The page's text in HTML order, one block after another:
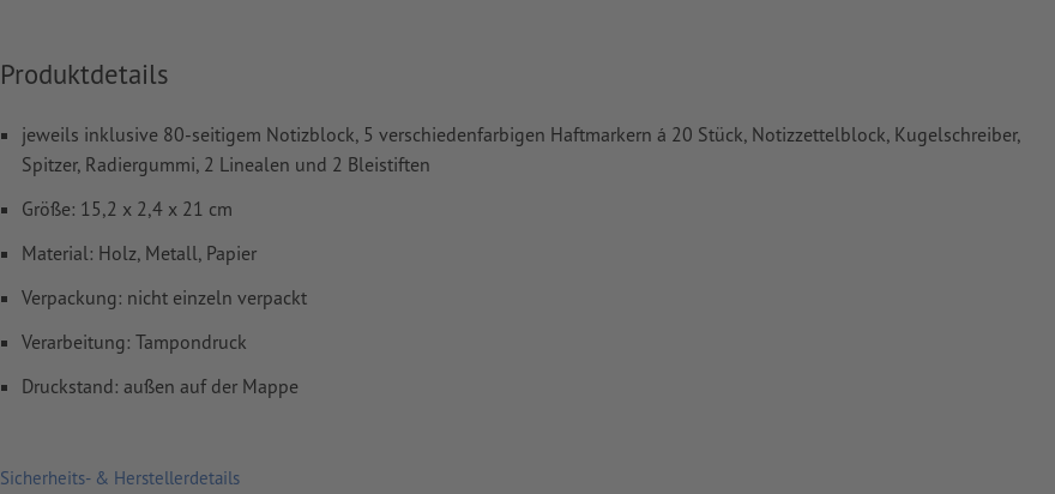
Wie lege ich Druckdaten richtig an?
Produktdetails
jeweils inklusive 80-seitigem Notizblock, 5 verschiedenfarbigen Haftmarkern á 20 Stück, Notizzettelblock, Kugelschreiber,
Spitzer, Radiergummi, 2 Linealen und 2 Bleistiften
Größe: 15,2 x 2,4 x 21 cm
Material: Holz, Metall, Papier
Verpackung: nicht einzeln verpackt
Verarbeitung: Tampondruck
Druckstand: außen auf der Mappe
Sicherheits- & Herstellerdetails